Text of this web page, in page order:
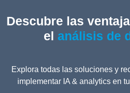
Descubre las
elanálisis de
Explora todas las soluciones y
implementar IA & analytics en